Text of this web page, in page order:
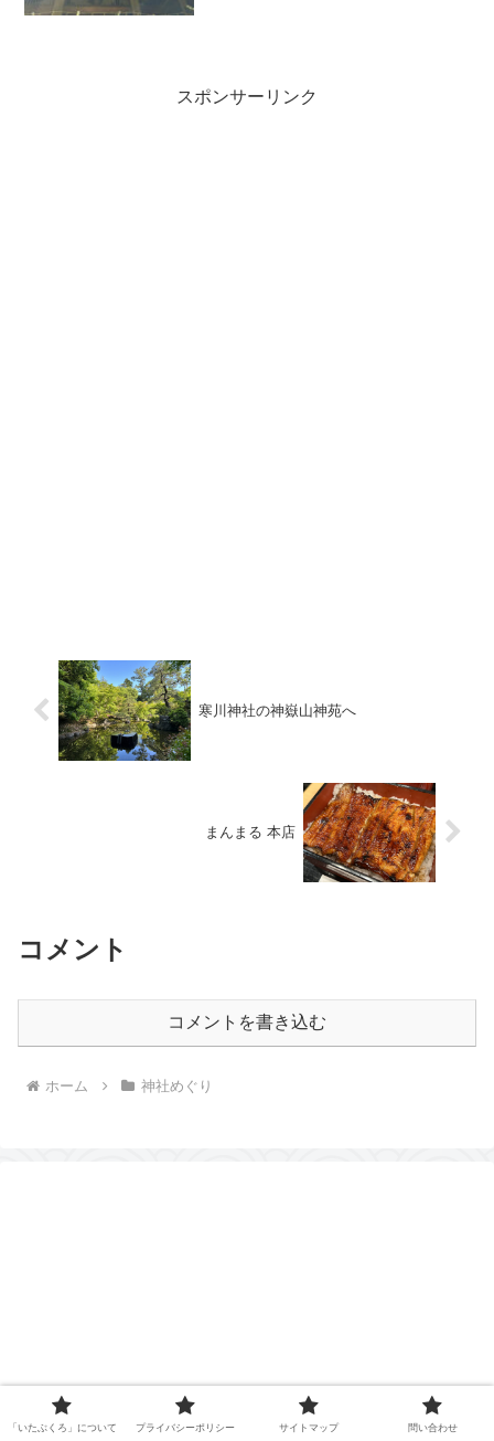
スポンサーリンク
寒川神社の神嶽山神苑へ
まんまる 本店
コメント
コメントを書き込む
ホーム 神社めぐり
「いたぶくろ」について プライバシーポリシー サイトマップ 問い合わせ